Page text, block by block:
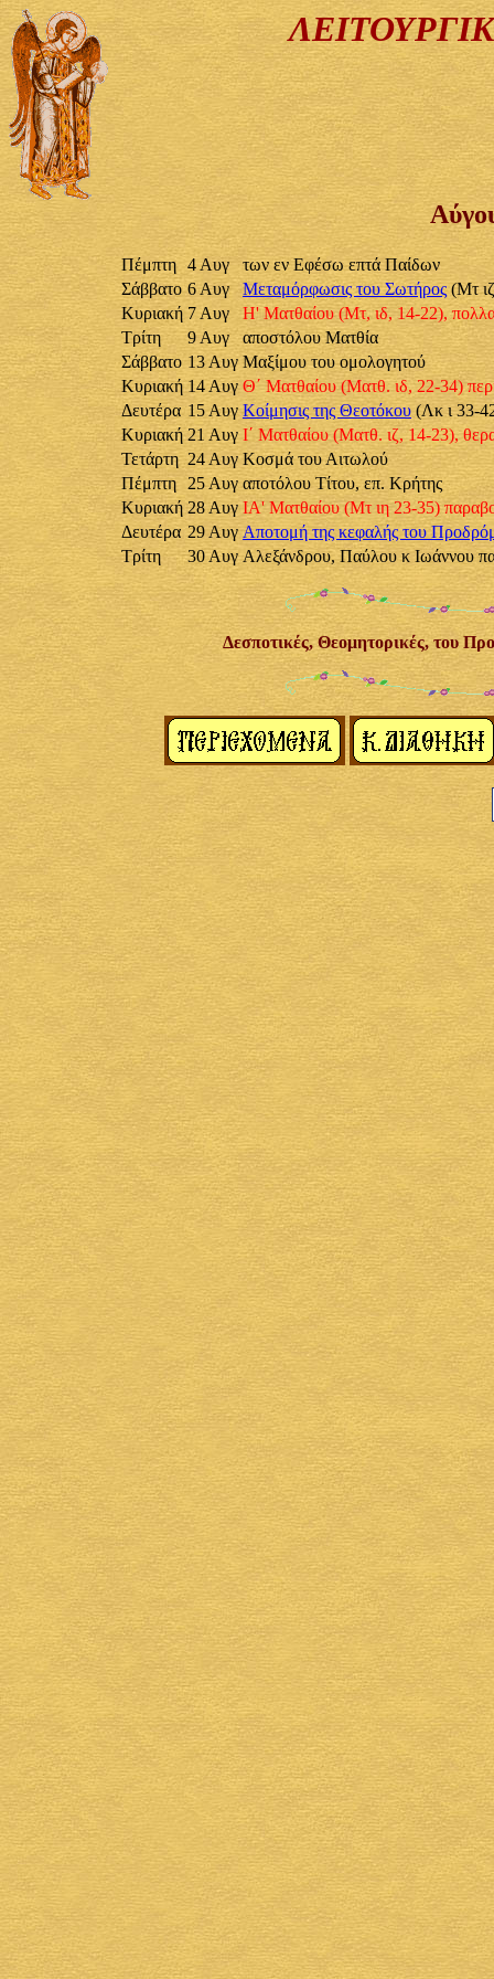
Πέμπτη 4 Αυγ
των εν Εφέσω επτά Παίδων
Σάββατο 6 Αυγ Μεταμόρφωσις του Σωτήρος (Μτ
Κυριακή 7 Αυγ
Η' Ματθαίου (Μτ, ιδ, 14-22),
Τρίτη
9 Αυγ
αποστόλου Ματθία
Σάββατο 13 Αυγ Μαξίμου του ομολογητού
Κυριακή 14 Αυγ Θ΄ Ματθαίου (Ματθ. ιδ, 22-34)
Δευτέρα 15 Αυγ Κοίμησις της Θεοτόκου (Λκ ι 33-
Κυριακή 21 Αυγ Ι΄ Ματθαίου (Ματθ. ιζ, 14-23),
Τετάρτη 24 Αυγ Κοσμά του Αιτωλού
Πέμπτη 25 Αυγ αποτόλου Τίτου, επ. Κρήτης
Κυριακή 28 Αυγ ΙΑ' Ματθαίου (Μτ ιη 23-35)
Δευτέρα 29 Αυγ Aποτομή της κεφαλής του
Τρίτη
30 Αυγ Αλεξάνδρου, Παύλου κ Ιωάννου
Δεσποτικές, Θεομητορικές, του